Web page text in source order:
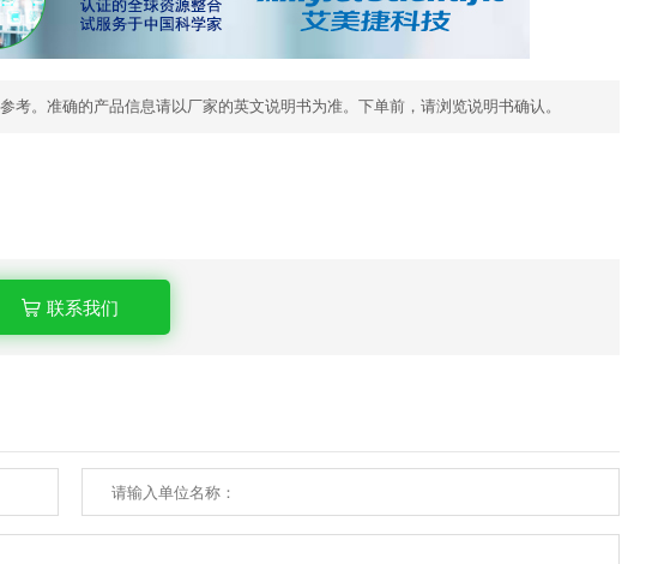
考。准确的产品信息请以厂家的英文说明书为准。下单前，请浏览说明书确认。
联系我们